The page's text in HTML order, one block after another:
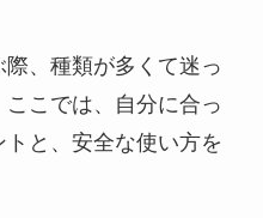
、種類が多くて迷っ
こでは、自分に合っ
と、安全な使い方を